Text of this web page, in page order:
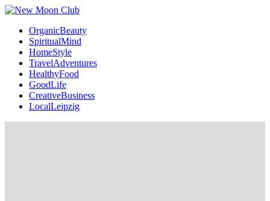
OrganicBeauty
SpiritualMind
HomeStyle
TravelAdventures
HealthyFood
GoodLife
CreativeBusiness
LocalLeipzig